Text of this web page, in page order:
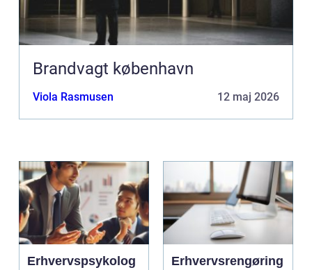
Brandvagt københavn
Viola Rasmusen 12 maj 2026
Erhvervspsykolog
Erhvervsrengøring